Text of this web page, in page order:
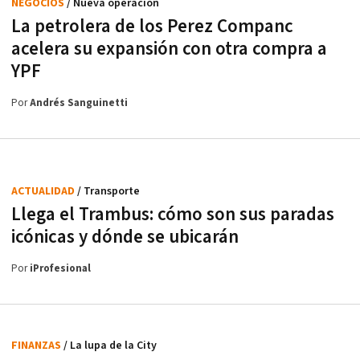
La petrolera de los Perez Companc
acelera su expansión con otra compra a
YPF
NEGOCIOS / Nueva operación
PorAndrés Sanguinetti
Llega el Trambus: cómo son sus paradas
icónicas y dónde se ubicarán
ACTUALIDAD / Transporte
PoriProfesional
FINANZAS / La lupa de la City